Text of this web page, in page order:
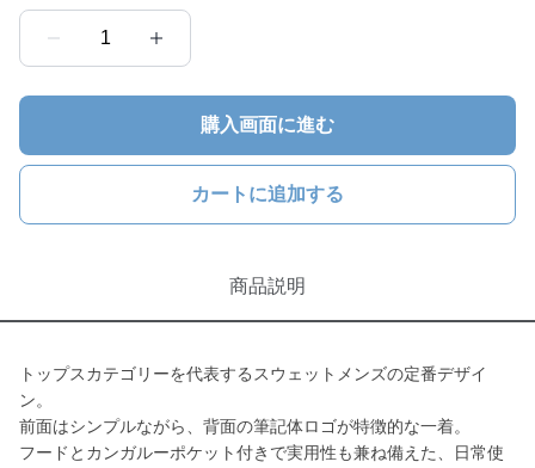
1
購入画面に進む
カートに追加する
商品説明
トップスカテゴリーを代表するスウェットメンズの定番デザイ
ン。
前面はシンプルながら、背面の筆記体ロゴが特徴的な一着。
フードとカンガルーポケット付きで実用性も兼ね備えた、日常使